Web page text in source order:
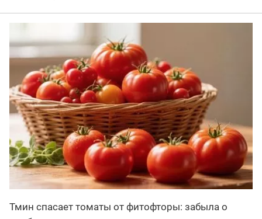
Тмин спасает томаты от фитофторы: забыла о